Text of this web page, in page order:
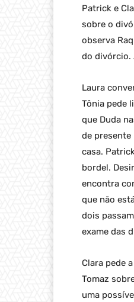
Patrick e
sobre o
observa
do divórcio.
Laura
Tônia pede
que Duda
de presente
casa.
bordel.
encontra
que não
dois
exame das
Clara pede
Tomaz
uma